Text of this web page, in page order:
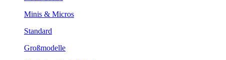
Minis & Micros
Standard
Großmodelle